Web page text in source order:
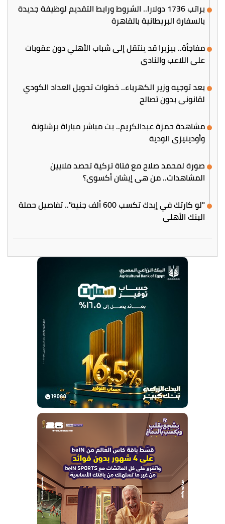
براتب 1736 دولارا.. الشروط ورابط التقديم لوظيفة جديدة
بالسفارة البريطانية بالقاهرة
مفاجأة.. بيزيرا قد ينتقل إلى شباب الأهلي دون عقوبات
على اللاعب والنادي
بعد توجيه وزير الكهرباء.. خطوات تحويل العداد الكودي
لقانوني بدون تصالح
مشاهدة حمزة عبدالكريم.. بث مباشر مباراة برشلونة
وأودينيزي الودية
صورة لمحمد صلاح مع فتاة تركية تحصد ملايين
المشاهدات.. من هي إيشان أكسوي؟
"لو كارتك في إيدك تكسب 600 ألف جنيه".. تفاصيل حملة
البنك الأهلي